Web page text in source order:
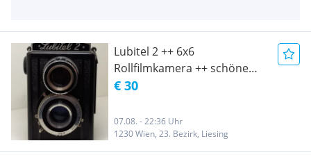
Lubitel 2 ++ 6x6
Rollfilmkamera ++ schöne
SAMMEL RARITÄT ++
€ 30
07.08. - 22:36 Uhr
1230 Wien, 23. Bezirk, Liesing